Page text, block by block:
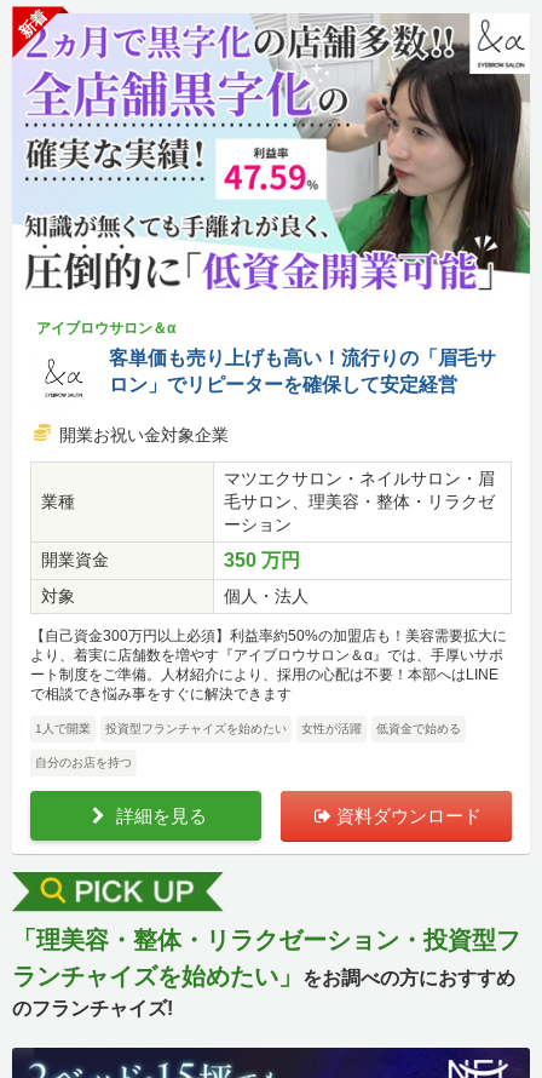
新着
アイブロウサロン＆α
客単価も売り上げも高い！流行りの「眉毛サ
ロン」でリピーターを確保して安定経営
開業お祝い金対象企業
業種
マツエクサロン・ネイルサロン・眉
毛サロン、理美容・整体・リラクゼ
ーション
開業資金
350 万円
対象 個人・法人
【自己資金300万円以上必須】利益率約50%の加盟店も！美容需要拡大に
より、着実に店舗数を増やす『アイブロウサロン＆α』では、手厚いサポ
ート制度をご準備。人材紹介により、採用の心配は不要！本部へはLINE
で相談でき悩み事をすぐに解決できます
1人で開業 投資型フランチャイズを始めたい 女性が活躍 低資金で始める
自分のお店を持つ
詳細を見る 資料ダウンロード
「理美容・整体・リラクゼーション・投資型フ
ランチャイズを始めたい」
をお調べの方におすすめ
のフランチャイズ!